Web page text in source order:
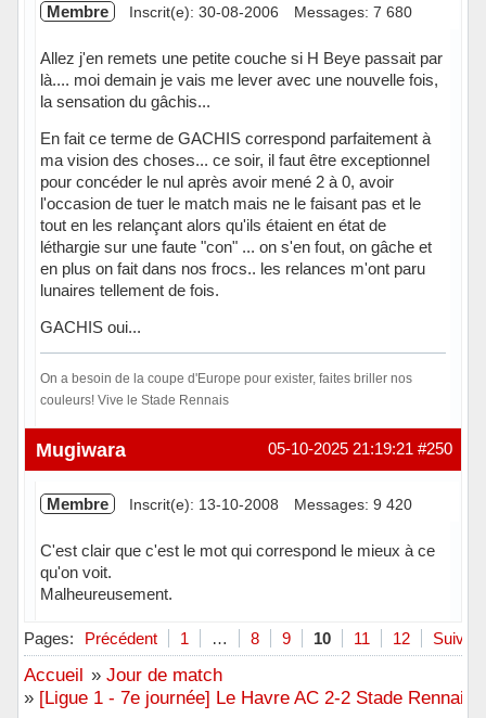
Membre Inscrit(e): 30-08-2006 Messages: 7 680
Allez j'en remets une petite couche si H Beye passait par
là.... moi demain je vais me lever avec une nouvelle fois,
la sensation du gâchis...
En fait ce terme de GACHIS correspond parfaitement à
ma vision des choses... ce soir, il faut être exceptionnel
pour concéder le nul après avoir mené 2 à 0, avoir
l'occasion de tuer le match mais ne le faisant pas et le
tout en les relançant alors qu'ils étaient en état de
léthargie sur une faute "con" ... on s'en fout, on gâche et
en plus on fait dans nos frocs.. les relances m'ont paru
lunaires tellement de fois.
GACHIS oui...
On a besoin de la coupe d'Europe pour exister, faites briller nos
couleurs! Vive le Stade Rennais
En ligne #250
05-10-2025 21:19:21
Mugiwara
Membre Inscrit(e): 13-10-2008 Messages: 9 420
C'est clair que c'est le mot qui correspond le mieux à ce
qu'on voit.
Malheureusement.
Hors ligne
Pages: Précédent 1 … 8 9 10 11 12 Suivant
Accueil » Jour de match
» [Ligue 1 - 7e journée] Le Havre AC 2-2 Stade Rennais